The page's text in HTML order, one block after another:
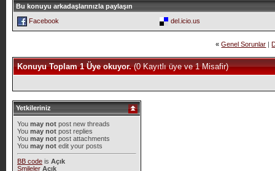
Bu konuyu arkadaşlarınızla paylaşın
Facebook
del.icio.us
« Genel Sorunlar |
Konuyu Toplam 1 Üye okuyor.(0 Kayıtlı üye ve 1 Misafir)
Yetkileriniz
You may notpost new threads
You may notpost replies
You may notpost attachments
You may notedit your posts
BB codeis Açık
Smileler Açık